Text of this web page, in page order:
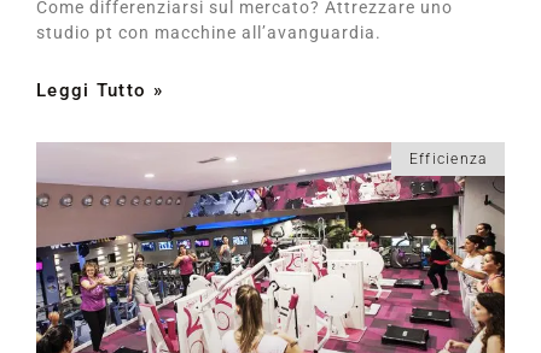
Come differenziarsi sul mercato? Attrezzare uno
studio pt con macchine all’avanguardia.
Leggi Tutto »
Efficienza